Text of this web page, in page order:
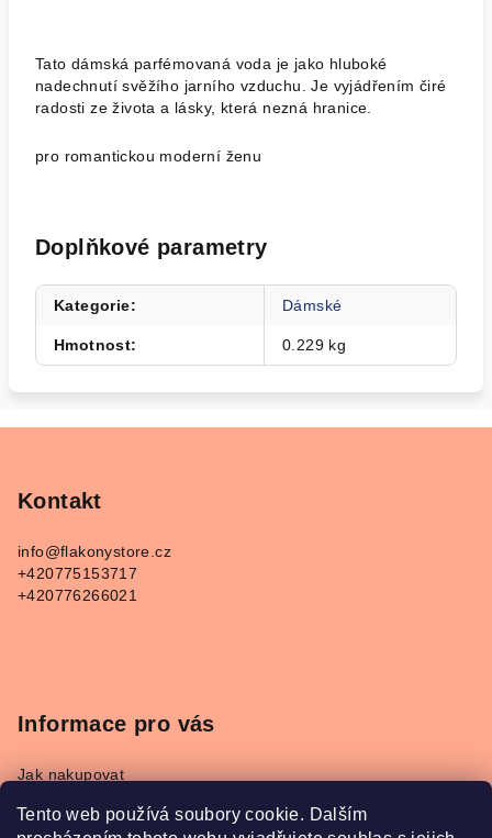
Tento web používá soubory cookie. Dalším
Tato dámská parfémovaná voda je jako hluboké
nadechnutí svěžího jarního vzduchu. Je vyjádřením čiré
radosti ze života a lásky, která nezná hranice.
pro romantickou moderní ženu
Doplňkové parametry
Kategorie: Dámské
Hmotnost: 0.229 kg
Kontakt
info@flakonystore.cz
+420775153717
+420776266021
Informace pro vás
Jak nakupovat
Podmínky ochrany osobních údajů